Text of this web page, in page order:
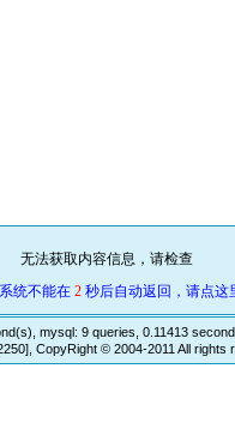
无法获取内容信息，请检查
统不能在 2 秒后自动返回，请点这
mysql: 9 queries, 0.11413
CopyRight © 2004-2011 All rights